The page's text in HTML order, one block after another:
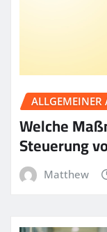
ALLGEMEINER
Welche
Steuerung
Matthew